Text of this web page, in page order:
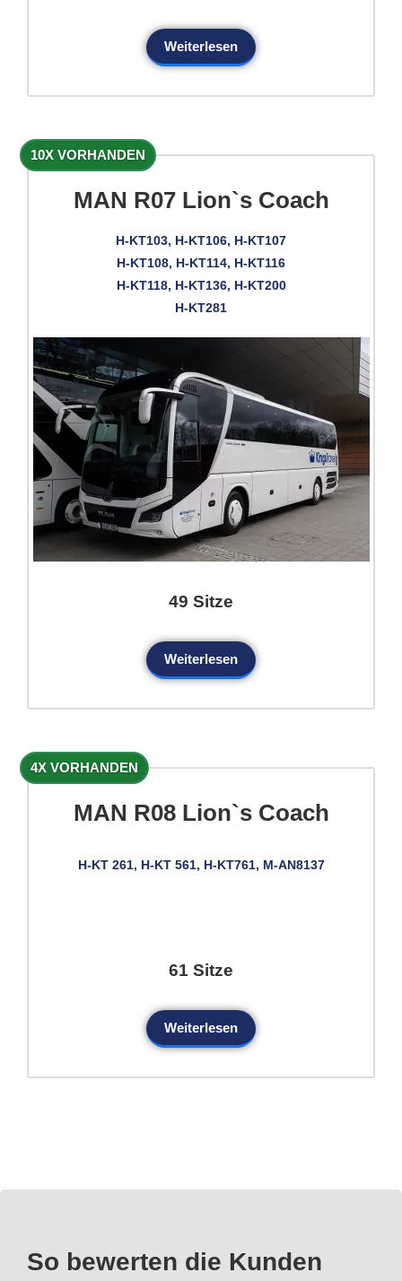
Weiterlesen
10X VORHANDEN
MAN R07 Lion`s Coach
H-KT103, H-KT106, H-KT107
H-KT108, H-KT114, H-KT116
H-KT118, H-KT136, H-KT200
H-KT281
49 Sitze
Weiterlesen
4X VORHANDEN
MAN R08 Lion`s Coach
H-KT 261, H-KT 561, H-KT761, M-AN8137
61 Sitze
Weiterlesen
So bewerten die Kunden